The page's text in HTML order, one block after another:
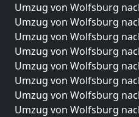
Umzug von Wolfsburg
Umzug von Wolfsburg
Umzug von Wolfsburg
Umzug von Wolfsburg
Umzug von Wolfsburg
Umzug von Wolfsburg
Umzug von Wolfsburg
Umzug von Wolfsburg